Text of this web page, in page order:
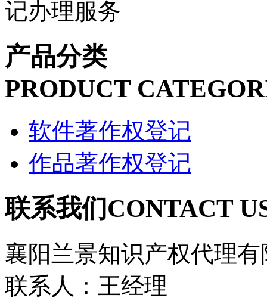
产品分类
PRODUCT
软件著作权登记
作品著作权登记
联系我们CONTACT
襄阳兰景知识产权代理有
联系人：王经理